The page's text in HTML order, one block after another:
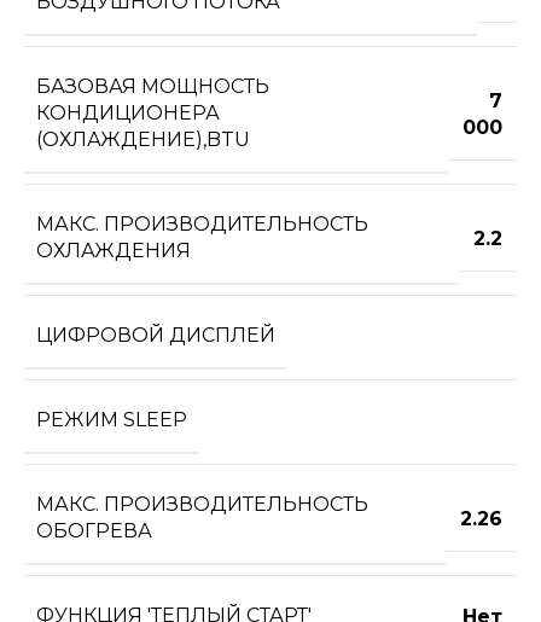
БАЗОВАЯ МОЩНОСТЬ
КОНДИЦИОНЕРА
(ОХЛАЖДЕНИЕ),BTU
7
000
МАКС. ПРОИЗВОДИТЕЛЬНОСТЬ
ОХЛАЖДЕНИЯ
2.2
ЦИФРОВОЙ ДИСПЛЕЙ
РЕЖИМ SLEEP
МАКС. ПРОИЗВОДИТЕЛЬНОСТЬ
ОБОГРЕВА
2.26
ФУНКЦИЯ 'ТЕПЛЫЙ СТАРТ' Нет